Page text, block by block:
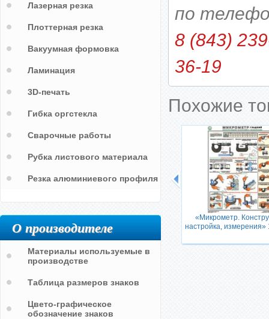
по
8 (843)
36-19
Похожие
1
«Микрометр.
настройка, измерения»
Лазерная резка
Плоттерная резка
Вакуумная формовка
Ламинация
3D-печать
Гибка оргстекла
Сварочные работы
Рубка листового материала
Резка алюминиевого профиля
О производителе
Материалы используемые в
производстве
Таблица размеров знаков
Цвето-графическое
обозначение знаков